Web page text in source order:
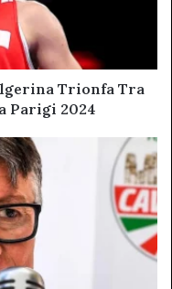
Trionfa Tra
Parigi 2024